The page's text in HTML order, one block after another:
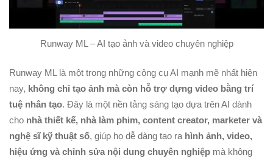
Runway ML – AI tạo ảnh và video chuyên nghiệp
Runway ML là một trong những công cụ AI mạnh mẽ nhất hiện
nay, không chỉ tạo ảnh mà còn hỗ trợ dựng video bằng trí
tuệ nhân tạo. Đây là một nền tảng sáng tạo dựa trên AI dành
cho nhà thiết kế, nhà làm phim, content creator, marketer và
nghệ sĩ kỹ thuật số, giúp họ dễ dàng tạo ra hình ảnh, video,
hiệu ứng và chỉnh sửa nội dung chuyên nghiệp mà không